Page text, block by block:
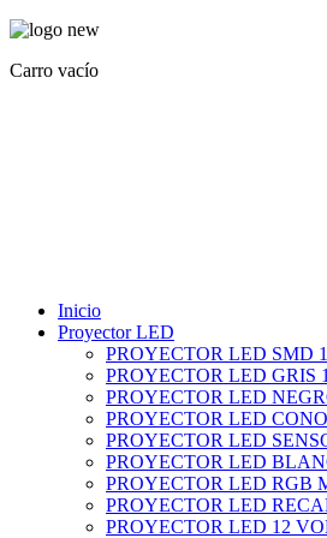
Carro vacío
Inicio
Proyector LED
PROYECTOR LED SMD
PROYECTOR LED GRIS
PROYECTOR LED
PROYECTOR LED
PROYECTOR LED
PROYECTOR LED
PROYECTOR LED RGB
PROYECTOR LED
PROYECTOR LED 12